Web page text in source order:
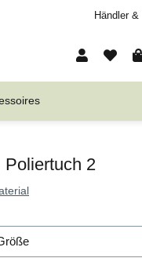
Händler
2